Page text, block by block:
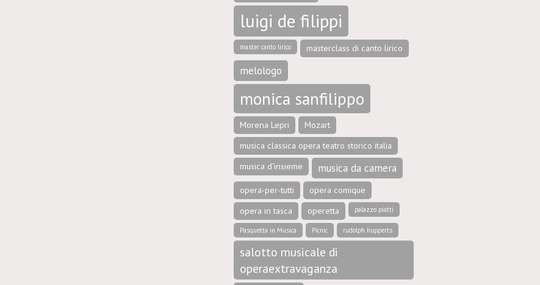
luigi de filippi
master canto lirico masterclass di canto lirico
melologo
monica sanfilippo
Morena Lepri
Mozart
musica classica opera teatro storico italia
musica d'insieme
musica da camera
opera-per-tutti
opera comique
opera in tasca
operetta palazzo piatti
Pasquetta in Musica Picnic rudolph hupperts
salotto musicale di
operaextravaganza